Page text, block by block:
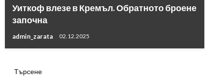
Уиткоф влезе в Кремъл. Обратното броене
започна
admin_zarata 02.12.2025
Търсене